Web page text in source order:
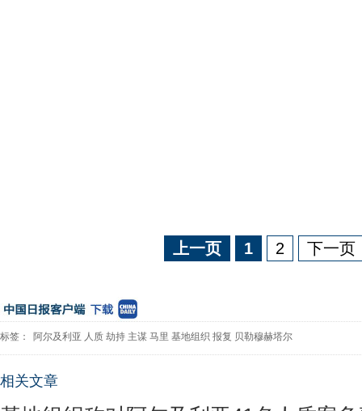
上一页 1 2 下一页
标签： 阿尔及利亚 人质 劫持 主谋 马里 基地组织 报复 贝勒穆赫塔尔
相关文章